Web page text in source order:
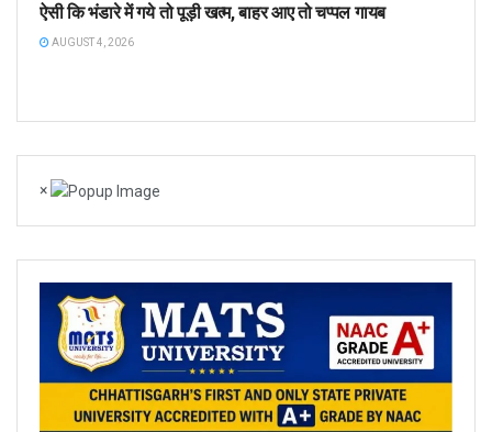
ऐसी कि भंडारे में गये तो पूड़ी खत्म, बाहर आए तो चप्पल गायब
AUGUST 4, 2026
×